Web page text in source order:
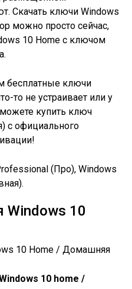
Скачать ключи Windows
можно просто сейчас,
10 Home с ключом
бесплатные ключи
то не устраивает или у
купить ключ
с официального
(Про), Windows
10
10 Home / Домашняя
10 home /